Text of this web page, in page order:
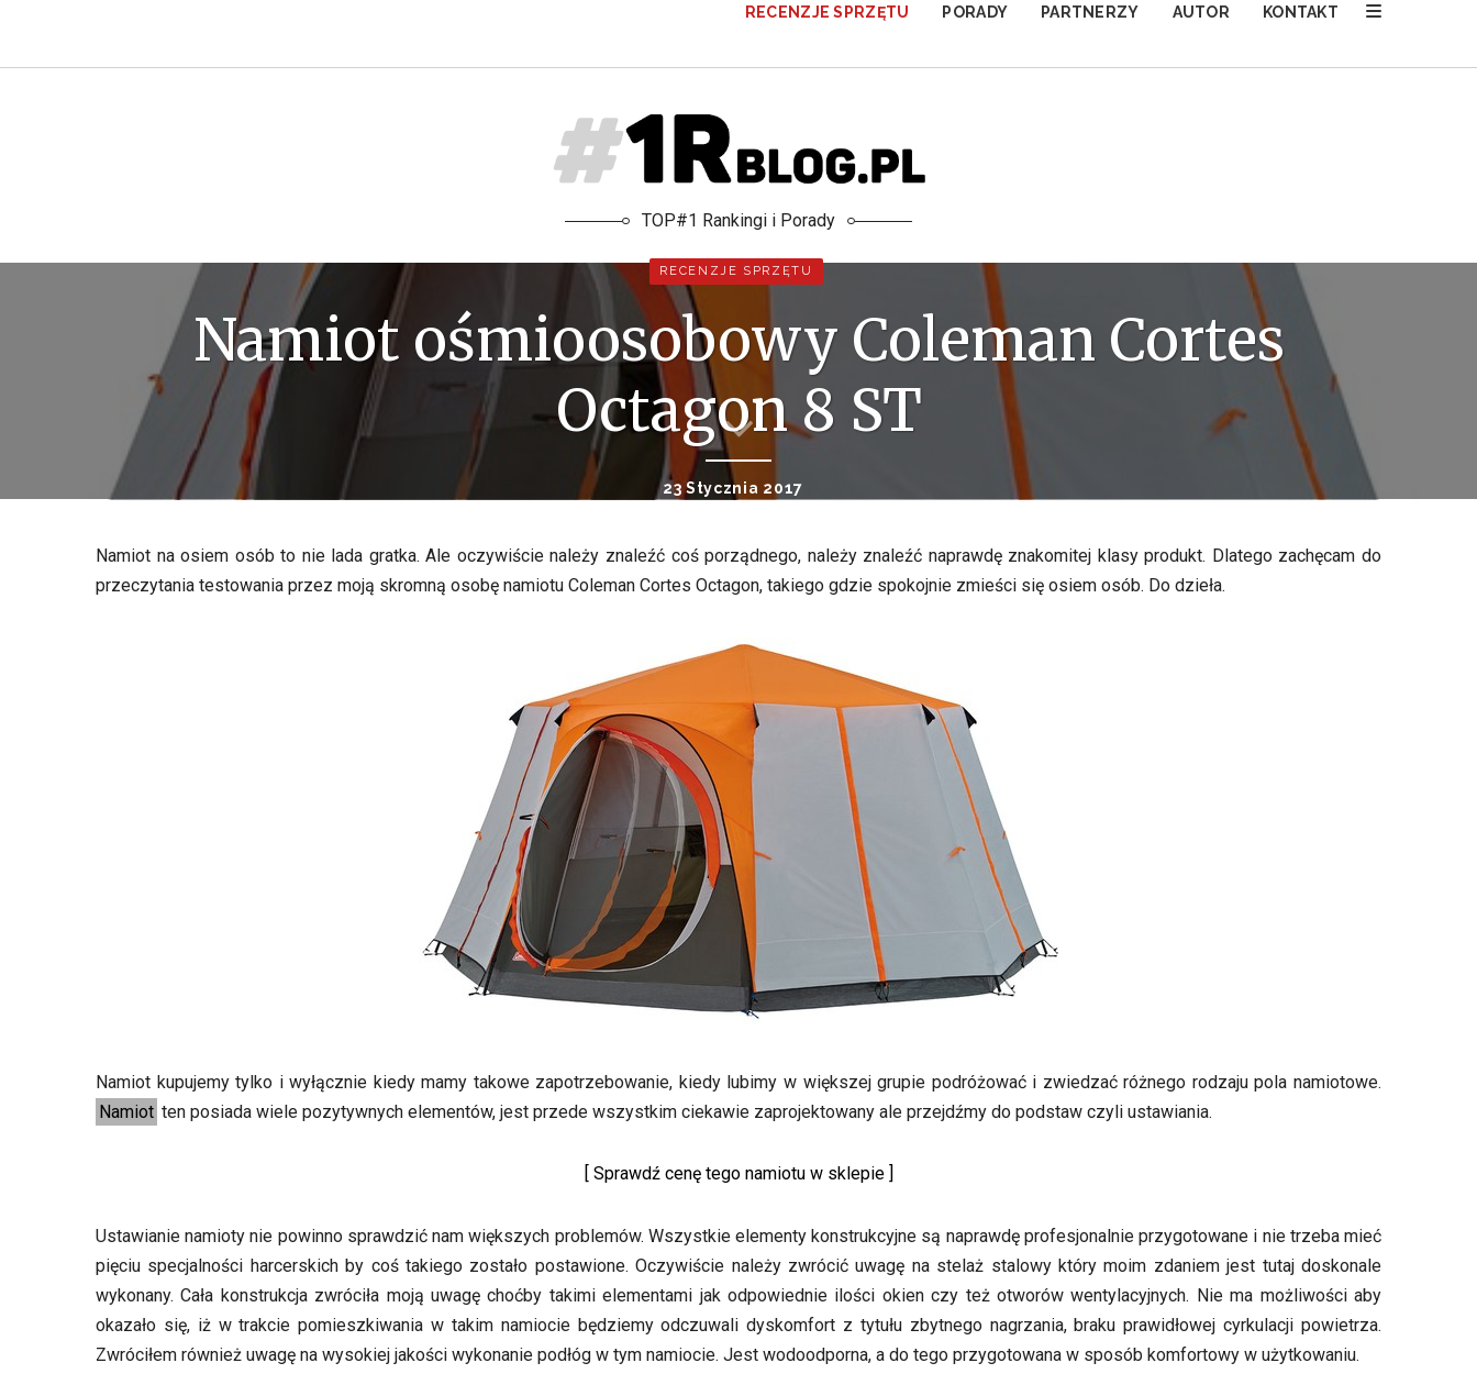
RECENZJE SPRZĘTU PORADY PARTNERZY AUTOR KONTAKT
TOP#1 Rankingi i Porady
RECENZJE SPRZĘTU
Namiot ośmioosobowy Coleman Cortes
Octagon 8 ST
23 Stycznia 2017
Namiot na osiem osób to nie lada gratka. Ale oczywiście należy znaleźć coś porządnego, należy znaleźć naprawdę znakomitej klasy produkt. Dlatego zachęcam do
przeczytania testowania przez moją skromną osobę namiotu Coleman Cortes Octagon, takiego gdzie spokojnie zmieści się osiem osób. Do dzieła.
Namiot kupujemy tylko i wyłącznie kiedy mamy takowe zapotrzebowanie, kiedy lubimy w większej grupie podróżować i zwiedzać różnego rodzaju pola namiotowe.
Namiot ten posiada wiele pozytywnych elementów, jest przede wszystkim ciekawie zaprojektowany ale przejdźmy do podstaw czyli ustawiania.
[ Sprawdź cenę tego namiotu w sklepie ]
Ustawianie namioty nie powinno sprawdzić nam większych problemów. Wszystkie elementy konstrukcyjne są naprawdę profesjonalnie przygotowane i nie trzeba mieć
pięciu specjalności harcerskich by coś takiego zostało postawione. Oczywiście należy zwrócić uwagę na stelaż stalowy który moim zdaniem jest tutaj doskonale
wykonany. Cała konstrukcja zwróciła moją uwagę choćby takimi elementami jak odpowiednie ilości okien czy też otworów wentylacyjnych. Nie ma możliwości aby
okazało się, iż w trakcie pomieszkiwania w takim namiocie będziemy odczuwali dyskomfort z tytułu zbytnego nagrzania, braku prawidłowej cyrkulacji powietrza.
Zwróciłem również uwagę na wysokiej jakości wykonanie podłóg w tym namiocie. Jest wodoodporna, a do tego przygotowana w sposób komfortowy w użytkowaniu.